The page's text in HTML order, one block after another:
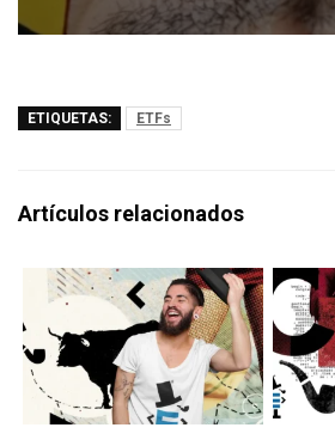
ETIQUETAS: ETFs
Artículos relacionados